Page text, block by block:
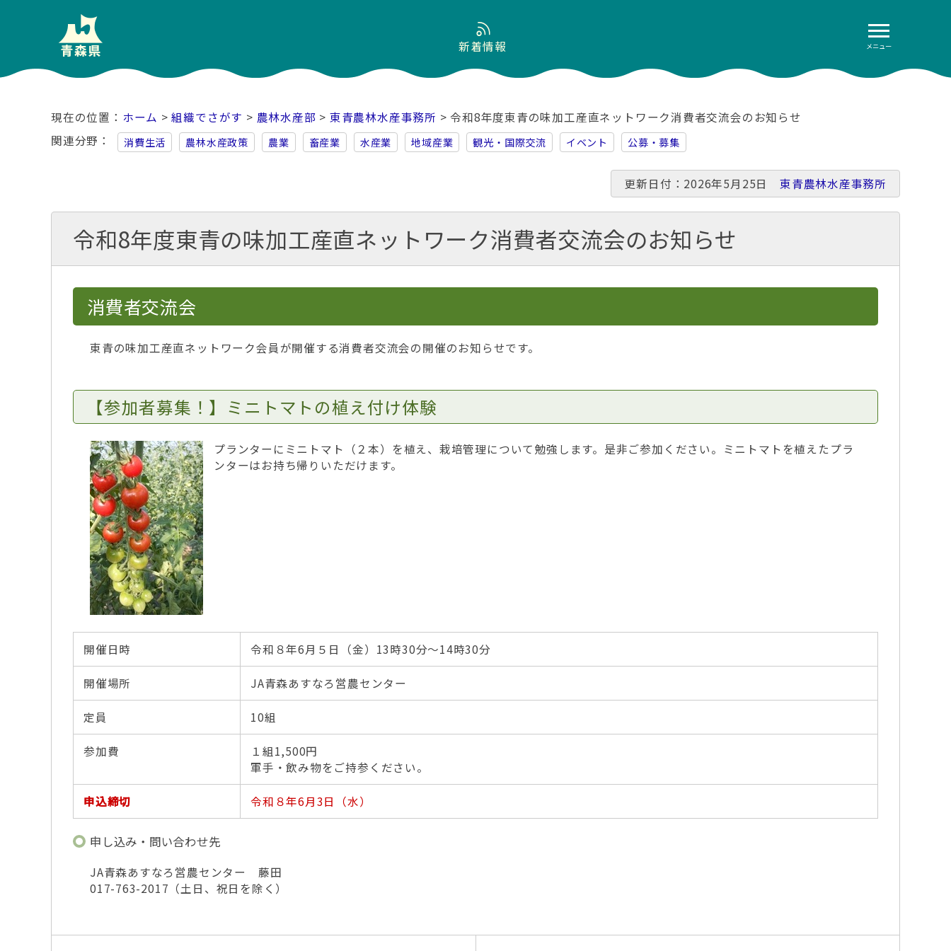
メニュー
新着情報
ホーム >組織でさがす > 農林水産部 > 東青農林水産事務所 > 令和8年度東青の味加工産直ネットワーク消費者交流会のお知らせ
関連分野
消費生活 農林水産政策 農業 畜産業 水産業 地域産業 観光・国際交流 イベント 公募・募集
更新日付：2026年5月25日 東青農林水産事務所
令和8年度東青の味加工産直ネットワーク消費者交流会のお知らせ
消費者交流会
東青の味加工産直ネットワーク会員が開催する消費者交流会の開催のお知らせです。
【参加者募集！】ミニトマトの植え付け体験
プランターにミニトマト（２本）を植え、栽培管理について勉強します。是非ご参加ください。ミニトマトを植えたプラ
ンターはお持ち帰りいただけます。
開催日時 令和８年6月５日（金）13時30分～14時30分
開催場所 JA青森あすなろ営農センター
定員 10組
参加費
１組1,500円
軍手・飲み物をご持参ください。
申込締切 令和８年6月3日（水）
申し込み・問い合わせ先
JA青森あすなろ営農センター 藤田
017-763-2017（土日、祝日を除く）